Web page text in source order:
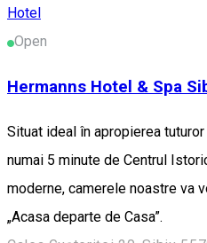
Hotel
Open
Hermanns Hotel & Spa
Situat ideal în apropierea
numai 5 minute de Centrul
moderne, camerele noastre va
„Acasa departe de Casa”.